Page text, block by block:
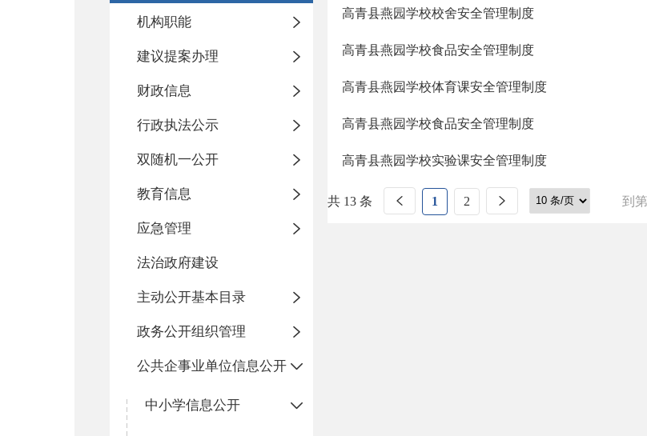
机构职能
建议提案办理
财政信息
行政执法公示
双随机一公开
教育信息
应急管理
法治政府建设
主动公开基本目录
政务公开组织管理
公共企事业单位信息公开
中小学信息公开
高青县燕园学校校舍安全管理制度
高青县燕园学校食品安全管理制度
高青县燕园学校体育课安全管理制度
高青县燕园学校食品安全管理制度
高青县燕园学校实验课安全管理制度
共 13 条 1 2 到第